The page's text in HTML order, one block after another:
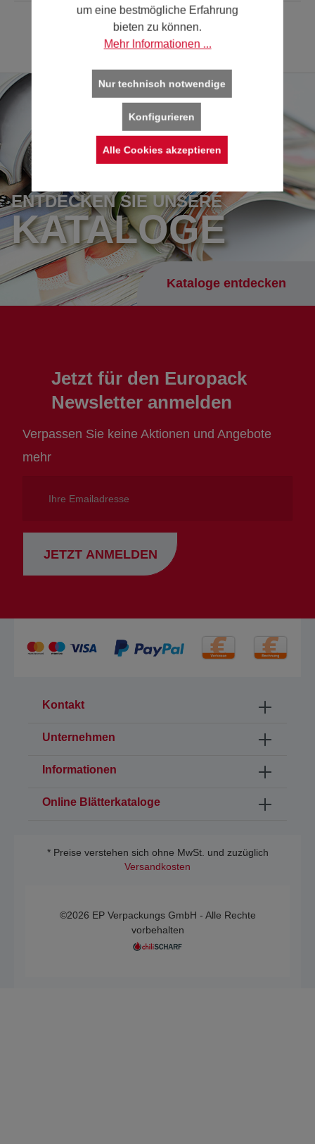
ENTDECKEN SIE UNSERE
KATALOGE
Kataloge entdecken
Jetzt für den Europack
Newsletter anmelden
Verpassen Sie keine Aktionen und Angebote
mehr
Emailadresse
JETZT ANMELDEN
Kontakt
Unternehmen
Informationen
Online Blätterkataloge
* Preise verstehen sich ohne MwSt. und zuzüglich
Versandkosten
©2026 EP Verpackungs GmbH - Alle Rechte
vorbehalten
um eine bestmögliche Erfahrung
bieten zu können.
Mehr Informationen ...
Nur technisch notwendige
Konfigurieren
Alle Cookies akzeptieren